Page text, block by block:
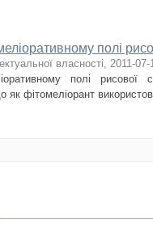
полі
власності, 2011-07-
полі рисової
як фітомеліорант